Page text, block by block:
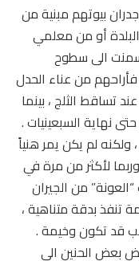
بيوتهم مبنية من
أو من معلمي
الى سطوح
من عناء الحدل
تساقط الثلج ، بينما
نهاية السبعينيات .
ولكنه لم يكن يمر هنياً
لأكثر من مرة في
من الجيران
تنفذ بدقة متناهية ،
قد تكون وخيمة .
بعض الحنين الى